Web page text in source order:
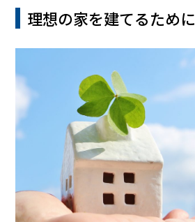
理想の家を建てるために